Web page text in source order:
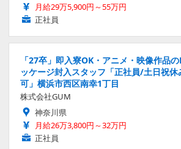
月給29万5,900円～55万円
正社員
「27卒」即入寮OK・アニメ・映像作品
ッケージ封入スタッフ「正社員/土日祝
可」横浜市西区南幸1丁目
株式会社GUM
神奈川県
月給26万3,800円～32万円
正社員